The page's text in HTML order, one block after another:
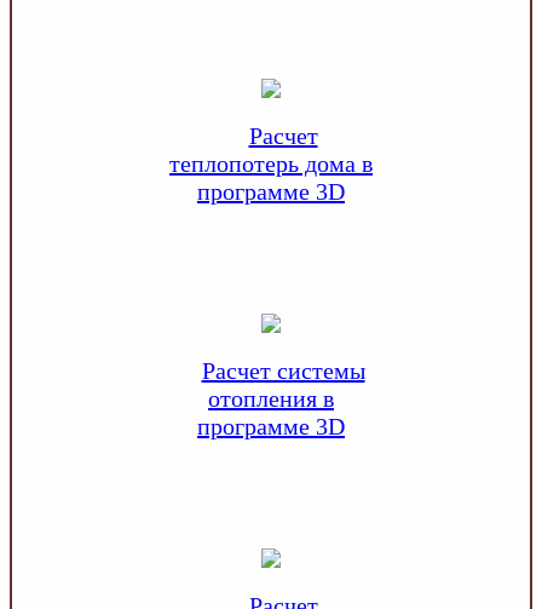
Расчет
теплопотерь дома в
программе 3D
Расчет системы
отопления в
программе 3D